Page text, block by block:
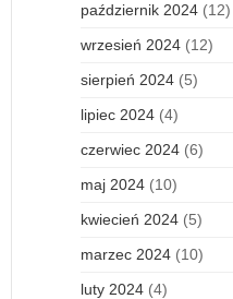
październik 2024 (12)
wrzesień 2024 (12)
sierpień 2024 (5)
lipiec 2024 (4)
czerwiec 2024 (6)
maj 2024 (10)
kwiecień 2024 (5)
marzec 2024 (10)
luty 2024 (4)